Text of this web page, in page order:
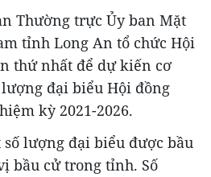
Thường trực Ủy ban Mặt
tỉnh Long An tổ chức Hội
thứ nhất để dự kiến cơ
đại biểu Hội đồng
kỳ 2021-2026.
số lượng đại biểu được bầu
bầu cử trong tỉnh. Số